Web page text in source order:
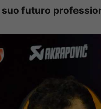
suo futuro